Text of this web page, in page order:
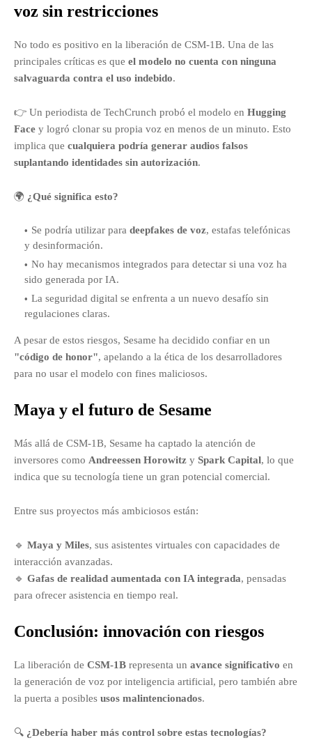
voz sin restricciones
No todo es positivo en la liberación de CSM-1B. Una de las
principales críticas es que el modelo no cuenta con ninguna
salvaguarda contra el uso indebido.
👉 Un periodista de TechCrunch probó el modelo en Hugging
Face y logró clonar su propia voz en menos de un minuto. Esto
implica que cualquiera podría generar audios falsos
suplantando identidades sin autorización.
🌍 ¿Qué significa esto?
Se podría utilizar para deepfakes de voz, estafas telefónicas
y desinformación.
No hay mecanismos integrados para detectar si una voz ha
sido generada por IA.
La seguridad digital se enfrenta a un nuevo desafío sin
regulaciones claras.
A pesar de estos riesgos, Sesame ha decidido confiar en un
"código de honor", apelando a la ética de los desarrolladores
para no usar el modelo con fines maliciosos.
Maya y el futuro de Sesame
Más allá de CSM-1B, Sesame ha captado la atención de
inversores como Andreessen Horowitz y Spark Capital, lo que
indica que su tecnología tiene un gran potencial comercial.
Entre sus proyectos más ambiciosos están:
🔹 Maya y Miles, sus asistentes virtuales con capacidades de
interacción avanzadas.
🔹 Gafas de realidad aumentada con IA integrada, pensadas
para ofrecer asistencia en tiempo real.
Conclusión: innovación con riesgos
La liberación de CSM-1B representa un avance significativo en
la generación de voz por inteligencia artificial, pero también abre
la puerta a posibles usos malintencionados.
🔍 ¿Debería haber más control sobre estas tecnologías?